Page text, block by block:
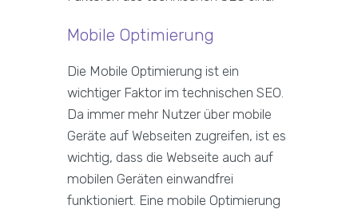
Mobile Optimierung
Die Mobile Optimierung ist ein
wichtiger Faktor im technischen SEO.
Da immer mehr Nutzer über mobile
Geräte auf Webseiten zugreifen, ist es
wichtig, dass die Webseite auch auf
mobilen Geräten einwandfrei
funktioniert. Eine mobile Optimierung